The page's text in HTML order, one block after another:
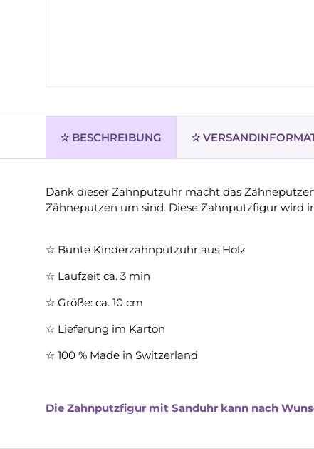
☆ BESCHREIBUNG ☆
Dank dieser Zahnputzuhr macht das
Zähneputzen um sind. Diese Zahnputzfigur wird
☆ Bunte Kinderzahnputzuhr aus Holz
☆ Laufzeit ca. 3 min
☆ Größe: ca. 10 cm
☆ Lieferung im Karton
☆ 100 % Made in Switzerland
Die Zahnputzfigur mit Sanduhr kann nach